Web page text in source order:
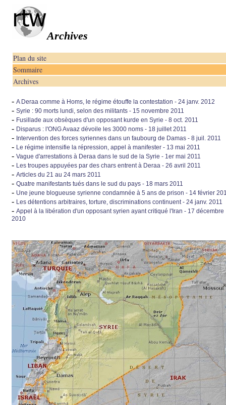
Archives
Plan du site
Sommaire
Archives
- A Deraa comme à Homs, le régime étouffe la contestation - 24 janv. 2012
- Syrie : 90 morts lundi, selon des militants - 15 novembre 2011
- Fusillade aux obsèques d'un opposant kurde en Syrie - 8 oct. 2011
- Disparus : l'ONG Avaaz dévoile les 3000 noms - 18 juillet 2011
- Intervention des forces syriennes dans un faubourg de Damas - 8 juil. 2011
- Le régime intensifie la répression, appel à manifester - 13 mai 2011
- Vague d'arrestations à Deraa dans le sud de la Syrie - 1er mai 2011
- Les troupes appuyées par des chars entrent à Deraa - 26 avril 2011
- Articles du 21 au 24 mars 2011
- Quatre manifestants tués dans le sud du pays - 18 mars 2011
- Une jeune blogueuse syrienne condamnée à 5 ans de prison - 14 février
- Les détentions arbitraires, torture, discriminations continuent - 24 janv. 2011
- Appel à la libération d'un opposant syrien ayant critiqué l'Iran - 17 décembre
2010